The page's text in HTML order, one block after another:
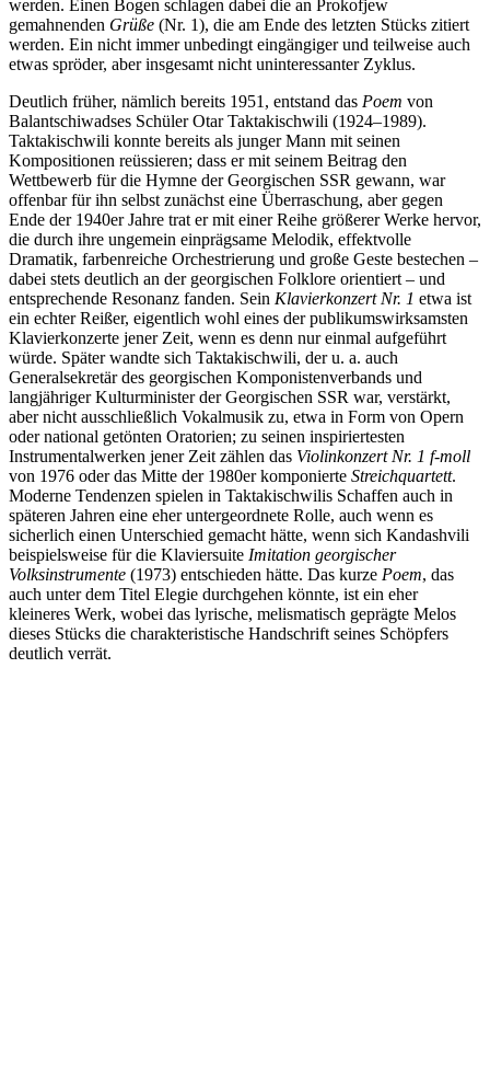
werden. Einen Bogen schlagen dabei die an Prokofjew
gemahnenden Grüße (Nr. 1), die am Ende des letzten Stücks zitiert
werden. Ein nicht immer unbedingt eingängiger und teilweise auch
etwas spröder, aber insgesamt nicht uninteressanter Zyklus.
Deutlich früher, nämlich bereits 1951, entstand das Poem von
Balantschiwadses Schüler Otar Taktakischwili (1924–1989).
Taktakischwili konnte bereits als junger Mann mit seinen
Kompositionen reüssieren; dass er mit seinem Beitrag den
Wettbewerb für die Hymne der Georgischen SSR gewann, war
offenbar für ihn selbst zunächst eine Überraschung, aber gegen
Ende der 1940er Jahre trat er mit einer Reihe größerer Werke hervor,
die durch ihre ungemein einprägsame Melodik, effektvolle
Dramatik, farbenreiche Orchestrierung und große Geste bestechen –
dabei stets deutlich an der georgischen Folklore orientiert – und
entsprechende Resonanz fanden. Sein Klavierkonzert Nr. 1 etwa ist
ein echter Reißer, eigentlich wohl eines der publikumswirksamsten
Klavierkonzerte jener Zeit, wenn es denn nur einmal aufgeführt
würde. Später wandte sich Taktakischwili, der u. a. auch
Generalsekretär des georgischen Komponistenverbands und
langjähriger Kulturminister der Georgischen SSR war, verstärkt,
aber nicht ausschließlich Vokalmusik zu, etwa in Form von Opern
oder national getönten Oratorien; zu seinen inspiriertesten
Instrumentalwerken jener Zeit zählen das Violinkonzert Nr. 1 f-moll
von 1976 oder das Mitte der 1980er komponierte Streichquartett.
Moderne Tendenzen spielen in Taktakischwilis Schaffen auch in
späteren Jahren eine eher untergeordnete Rolle, auch wenn es
sicherlich einen Unterschied gemacht hätte, wenn sich Kandashvili
beispielsweise für die Klaviersuite Imitation georgischer
Volksinstrumente (1973) entschieden hätte. Das kurze Poem, das
auch unter dem Titel Elegie durchgehen könnte, ist ein eher
kleineres Werk, wobei das lyrische, melismatisch geprägte Melos
dieses Stücks die charakteristische Handschrift seines Schöpfers
deutlich verrät.